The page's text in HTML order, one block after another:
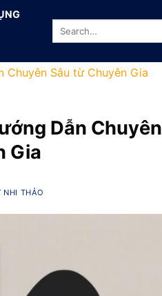
Chuyên Sâu từ Chuyên Gia
Dẫn Chuyên
Gia
NHI THẢO